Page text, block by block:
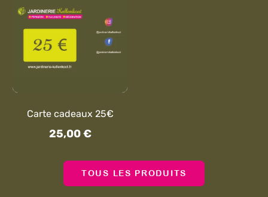
Carte cadeaux 25€
25,00€
TOUS LES PRODUITS